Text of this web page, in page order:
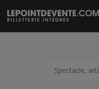
Passer
au
contenu
artiste,
lieu...